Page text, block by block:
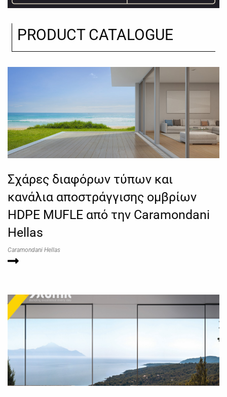
PRODUCT CATALOGUE
Σχάρες διαφόρων τύπων και
κανάλια αποστράγγισης ομβρίων
HDPE MUFLE από την Caramondani
Hellas
Caramondani Hellas